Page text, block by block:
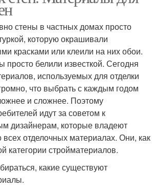
стены в частных домах просто
которую окрашивали
красками или клеили на них обои.
белили известкой. Сегодня
используемых для отделки
что выбрать с каждым годом
и сложнее. Поэтому
идут за советом к
дизайнерам, которые владеют
отделочных материалах. Они, как
категории стройматериалов.
какие существуют